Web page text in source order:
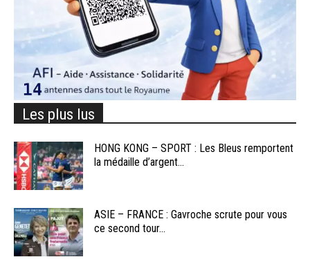
Les plus lus
HONG KONG – SPORT : Les Bleus remportent
la médaille d’argent...
ASIE – FRANCE : Gavroche scrute pour vous
ce second tour...